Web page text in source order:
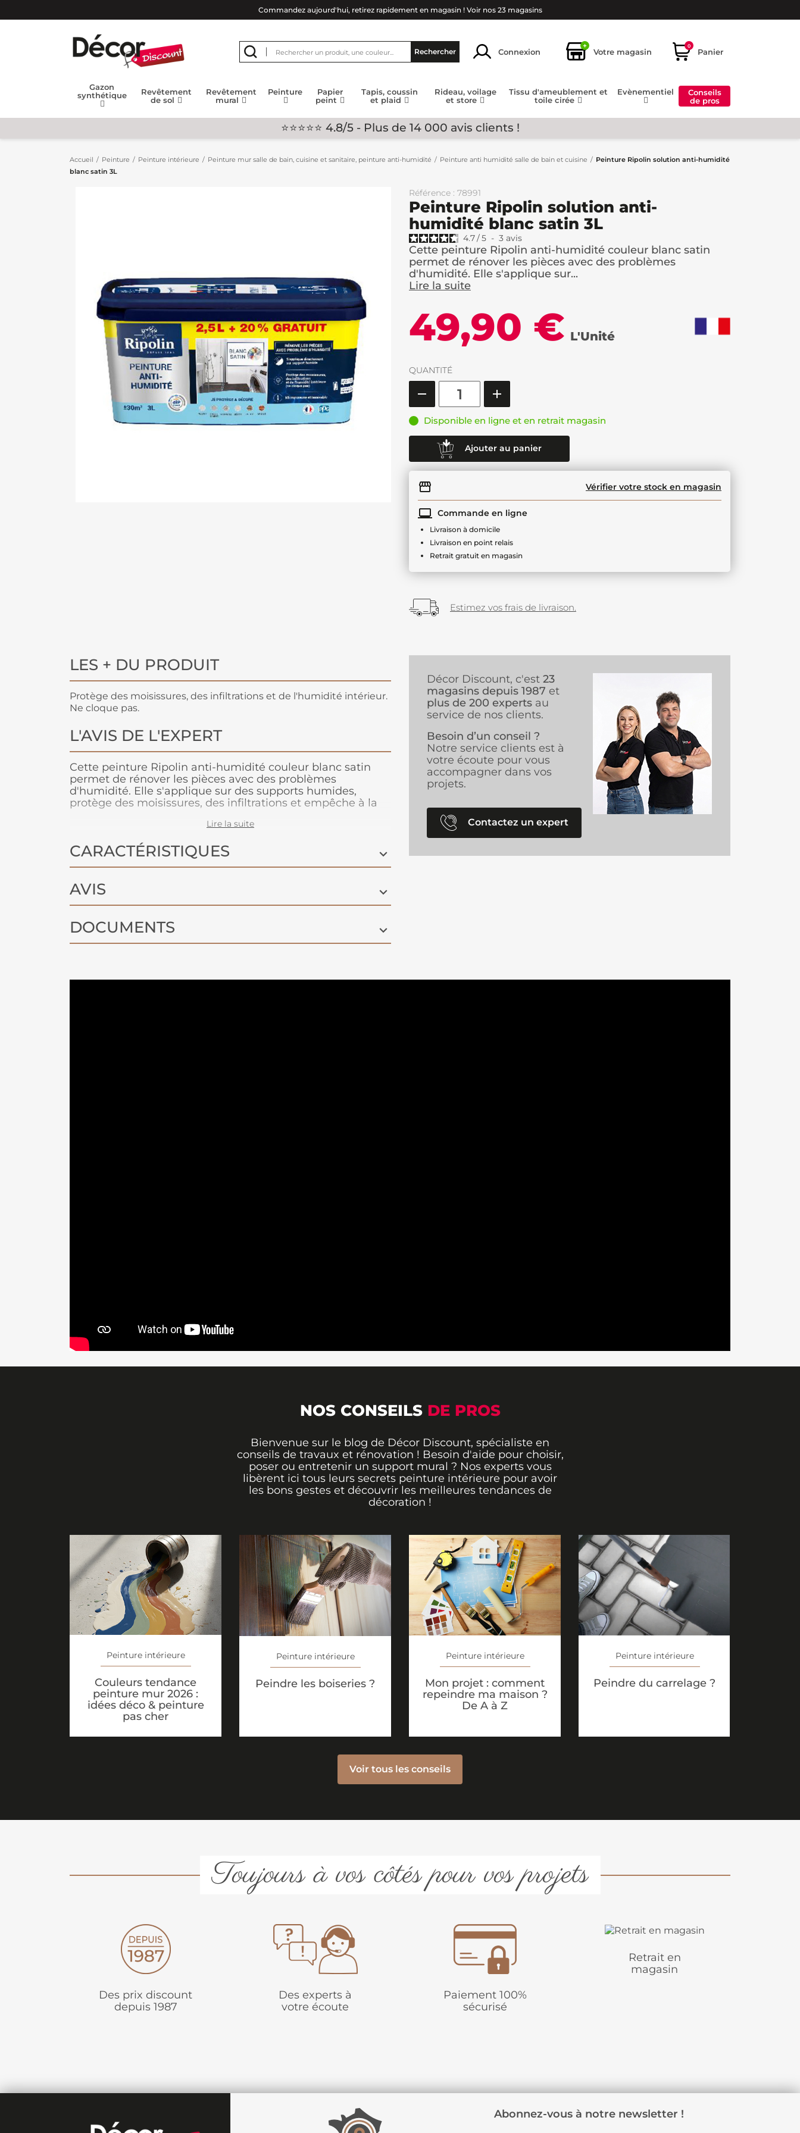
Commandez aujourd'hui, retirez rapidement en magasin ! Voir nos 23 magasins
Rechercher Connexion
+
Votre magasin
0
Panier
Gazon
synthétique
Revêtement
de sol
Revêtement
mural
Peinture
Papier
peint
Tapis, coussin
et plaid
Rideau, voilage
et store
Tissu d'ameublement et
toile cirée
Evènementiel
Conseils
de pros
⭐⭐⭐⭐⭐ 4.8/5 - Plus de 14 000 avis clients !
Accueil Peinture Peinture intérieure Peinture mur salle de bain, cuisine et sanitaire, peinture anti-humidité Peinture anti humidité salle de bain et cuisine
Peinture Ripolin solution anti-humidité
blanc satin 3L
Référence : 78991
Peinture Ripolin solution anti-
humidité blanc satin 3L
4.7/5 - 3 avis
Cette peinture Ripolin anti-humidité couleur blanc satin
permet de rénover les pièces avec des problèmes
d'humidité. Elle s'applique sur...
Lire la suite
49,90 € L'Unité
QUANTITÉ
Disponible en ligne et en retrait magasin
Ajouter au panier
Vérifier votre stock en magasin
Commande en ligne
Livraison à domicile
Livraison en point relais
Retrait gratuit en magasin
Estimez vos frais de livraison.
LES + DU PRODUIT
Protège des moisissures, des infiltrations et de l'humidité intérieur.
Ne cloque pas.
L'AVIS DE L'EXPERT
Cette peinture Ripolin anti-humidité couleur blanc satin
permet de rénover les pièces avec des problèmes
d'humidité. Elle s'applique sur des supports humides,
protège des moisissures, des infiltrations et empêche à la
Lire la suite
CARACTÉRISTIQUES
AVIS
DOCUMENTS
Décor Discount, c'est 23
magasins depuis 1987 et
plus de 200 experts au
service de nos clients.
Besoin d’un conseil ?
Notre service clients est à
votre écoute pour vous
accompagner dans vos
projets.
Contactez un expert
NOS CONSEILS DE PROS
Bienvenue sur le blog de Décor Discount, spécialiste en
conseils de travaux et rénovation ! Besoin d'aide pour choisir,
poser ou entretenir un support mural ? Nos experts vous
libèrent ici tous leurs secrets peinture intérieure pour avoir
les bons gestes et découvrir les meilleures tendances de
décoration !
Peinture intérieure
Couleurs tendance
peinture mur 2026 :
idées déco & peinture
pas cher
Peinture intérieure
Peindre les boiseries ?
Peinture intérieure
Mon projet : comment
repeindre ma maison ?
De A à Z
Peinture intérieure
Peindre du carrelage ?
Voir tous les conseils
Toujours à vos côtés pour vos projets
Des prix discount
depuis 1987
Des experts à
votre écoute
Paiement 100%
sécurisé
Retrait en
magasin
Abonnez-vous à notre newsletter !